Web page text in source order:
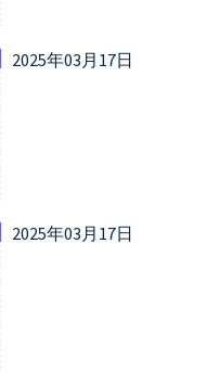
2025年03月17日
2025年03月17日